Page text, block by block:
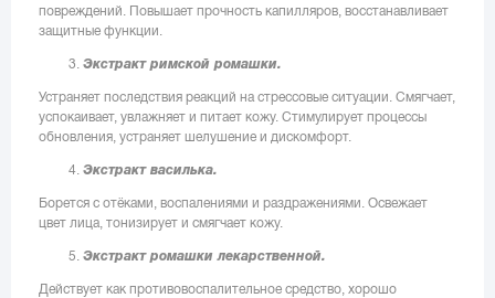
повреждений. Повышает прочность капилляров, восстанавливает
защитные функции.
Экстракт римской ромашки.
Устраняет последствия реакций на стрессовые ситуации. Смягчает,
успокаивает, увлажняет и питает кожу. Стимулирует процессы
обновления, устраняет шелушение и дискомфорт.
Экстракт василька.
Борется с отёками, воспалениями и раздражениями. Освежает
цвет лица, тонизирует и смягчает кожу.
Экстракт ромашки лекарственной.
Действует как противовоспалительное средство, хорошо